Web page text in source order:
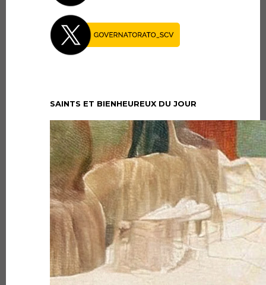
SAINTS ET BIENHEUREUX DU JOUR